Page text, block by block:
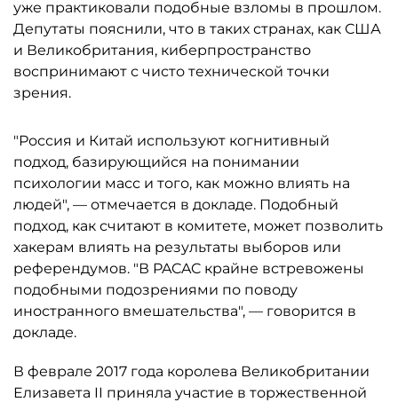
уже практиковали подобные взломы в прошлом.
Депутаты пояснили, что в таких странах, как США
и Великобритания, киберпространство
воспринимают с чисто технической точки
зрения.
"Россия и Китай используют когнитивный
подход, базирующийся на понимании
психологии масс и того, как можно влиять на
людей", — отмечается в докладе. Подобный
подход, как считают в комитете, может позволить
хакерам влиять на результаты выборов или
референдумов. "В PACAC крайне встревожены
подобными подозрениями по поводу
иностранного вмешательства", — говорится в
докладе.
В феврале 2017 года королева Великобритании
Елизавета II приняла участие в торжественной